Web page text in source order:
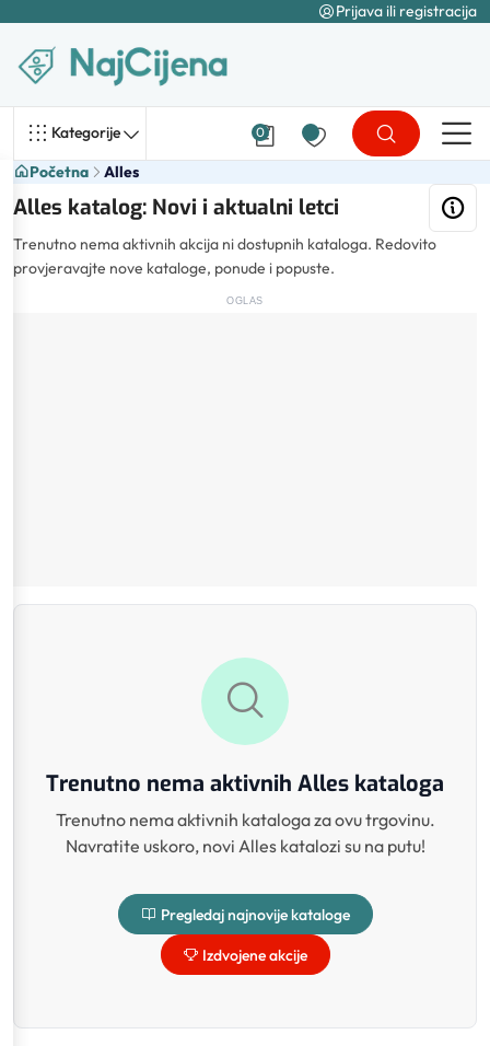
Prijava ili registracija
Kategorije 0
Početna Alles
Alles katalog: Novi i aktualni letci
Trenutno nema aktivnih akcija ni dostupnih kataloga. Redovito
provjeravajte nove kataloge, ponude i popuste.
OGLAS
Trenutno nema aktivnih Alles kataloga
Trenutno nema aktivnih kataloga za ovu trgovinu.
Navratite uskoro, novi Alles katalozi su na putu!
Pregledaj najnovije kataloge
Izdvojene akcije